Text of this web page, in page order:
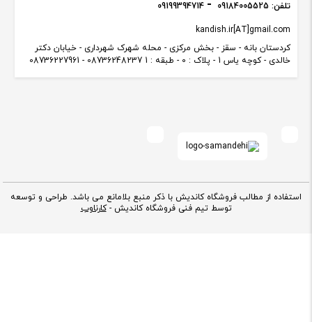
کردستان بانه - سقز - بخش مرکزی - محله شهرک شهرداری - خیابان دکتر
خالدی - کوچه یاس 1 - پلاک : 0 - طبقه : 1 08736248237 - 08736227961
kandish.ir[AT]gmail.com
تلفن: 09184005525
09199394714
استفاده از مطالب فروشگاه کاندیش با ذکر منبع بلامانع می باشد. طراحی و توسعه
توسط تیم فنی فروشگاه کاندیش -کارناوب